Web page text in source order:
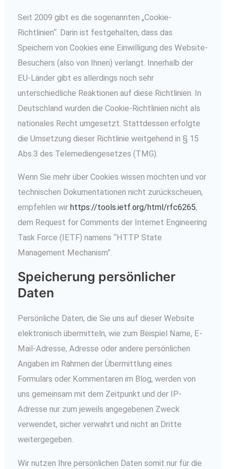
Seit 2009 gibt es die sogenannten „Cookie-
Richtlinien“. Darin ist festgehalten, dass das
Speichern von Cookies eine Einwilligung des Website-
Besuchers (also von Ihnen) verlangt. Innerhalb der
EU-Länder gibt es allerdings noch sehr
unterschiedliche Reaktionen auf diese Richtlinien. In
Deutschland wurden die Cookie-Richtlinien nicht als
nationales Recht umgesetzt. Stattdessen erfolgte
die Umsetzung dieser Richtlinie weitgehend in § 15
Abs.3 des Telemediengesetzes (TMG).
Wenn Sie mehr über Cookies wissen möchten und vor
technischen Dokumentationen nicht zurückscheuen,
empfehlen wirhttps://tools.ietf.org/html/rfc6265,
dem Request for Comments der Internet Engineering
Task Force (IETF) namens “HTTP State
Management Mechanism”.
Speicherung persönlicher
Daten
Persönliche Daten, die Sie uns auf dieser Website
elektronisch übermitteln, wie zum Beispiel Name, E-
Mail-Adresse, Adresse oder andere persönlichen
Angaben im Rahmen der Übermittlung eines
Formulars oder Kommentaren im Blog, werden von
uns gemeinsam mit dem Zeitpunkt und der IP-
Adresse nur zum jeweils angegebenen Zweck
verwendet, sicher verwahrt und nicht an Dritte
weitergegeben.
Wir nutzen Ihre persönlichen Daten somit nur für die